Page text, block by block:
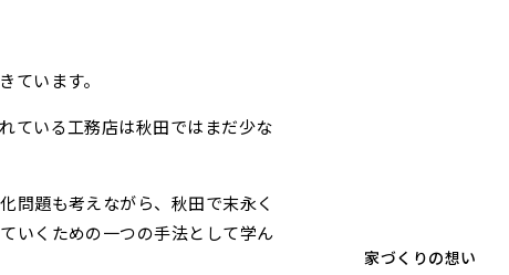
家づくりの想い
ています。
ている工務店は秋田ではまだ少な
問題も考えながら、秋田で末永く
いくための一つの手法として学ん